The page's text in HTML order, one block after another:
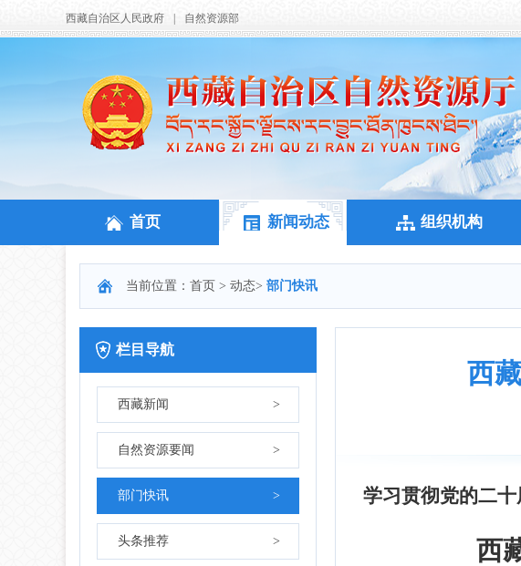
西藏自治区人民政府 自然资源部
首页 新闻动态 组织机构
当前位置： 首页 > 动态> 部门快讯
栏目导航
西藏新闻 >
自然资源要闻 >
部门快讯 >
头条推荐 >
西
学习贯彻党的二
西